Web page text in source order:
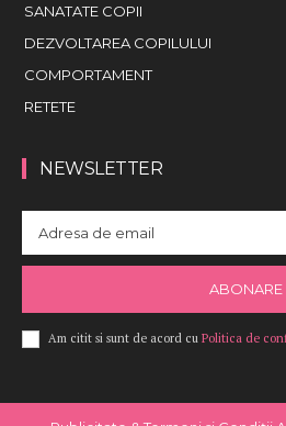
SANATATE COPII
DEZVOLTAREA COPILULUI
COMPORTAMENT
RETETE
NEWSLETTER
ABONARE
Am citit si sunt de acord cu Politica de